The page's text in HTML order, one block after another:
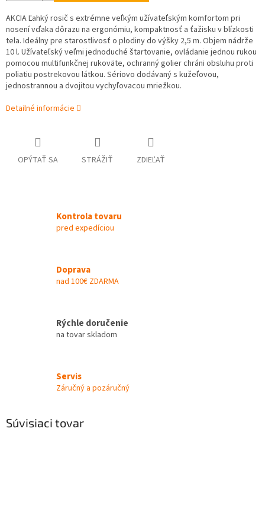
AKCIA Ľahký rosič s extrémne veľkým užívateľským komfortom pri
nosení vďaka dôrazu na ergonómiu, kompaktnosť a ťažisku v blízkosti
tela. Ideálny pre starostlivosť o plodiny do výšky 2,5 m. Objem nádrže
10 l. Užívateľský veľmi jednoduché štartovanie, ovládanie jednou rukou
pomocou multifunkčnej rukoväte, ochranný golier chráni obsluhu proti
poliatiu postrekovou látkou. Sériovo dodávaný s kužeľovou,
jednostrannou a dvojitou vychyľovacou mriežkou.
Detailné informácie
OPÝTAŤ SA STRÁŽIŤ ZDIEĽAŤ
Kontrola tovaru
pred expedíciou
Doprava
nad 100€ ZDARMA
Rýchle doručenie
na tovar skladom
Servis
Záručný a pozáručný
Súvisiaci tovar